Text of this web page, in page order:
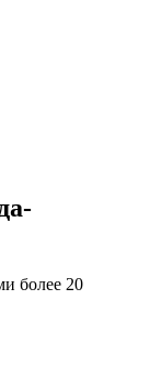
более 20